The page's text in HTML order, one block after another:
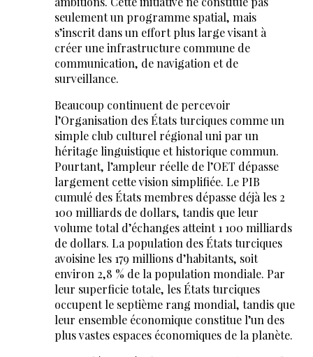
seulement un programme spatial, mais
s’inscrit dans un effort plus large visant à
créer une infrastructure commune de
communication, de navigation et de
surveillance.
Beaucoup continuent de percevoir
l’Organisation des États turciques comme un
simple club culturel régional uni par un
héritage linguistique et historique commun.
Pourtant, l’ampleur réelle de l’OET dépasse
largement cette vision simplifiée. Le PIB
cumulé des États membres dépasse déjà les 2
100 milliards de dollars, tandis que leur
volume total d’échanges atteint 1 100 milliards
de dollars. La population des États turciques
avoisine les 179 millions d’habitants, soit
environ 2,8 % de la population mondiale. Par
leur superficie totale, les États turciques
occupent le septième rang mondial, tandis que
leur ensemble économique constitue l’un des
plus vastes espaces économiques de la planète.